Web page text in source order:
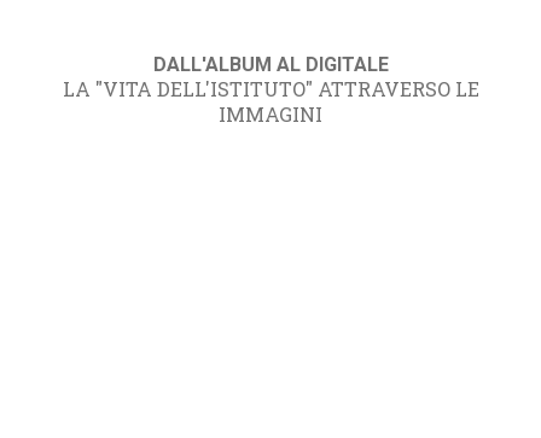
DALL'ALBUM AL DIGITALE
LA "VITA DELL'ISTITUTO" ATTRAVERSO LE
IMMAGINI